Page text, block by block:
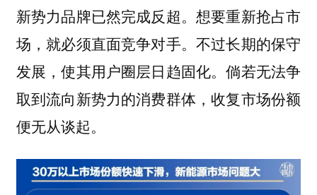
新势力品牌已然完成反超。想要重新抢占市
场，就必须直面竞争对手。不过长期的保守
发展，使其用户圈层日趋固化。倘若无法争
取到流向新势力的消费群体，收复市场份额
便无从谈起。